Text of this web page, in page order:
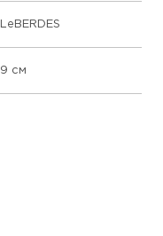
LeBERDES
9 см